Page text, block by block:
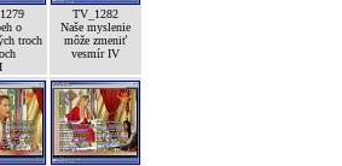
o
troch
I
TV_1282
Naše myslenie
môže zmeniť
vesmír IV